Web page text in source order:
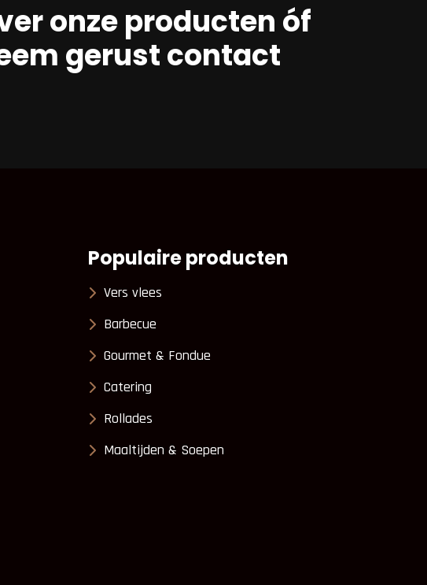
onze producten óf
gerust contact
Populaire producten
Vers vlees
Barbecue
Gourmet & Fondue
Catering
Rollades
Maaltijden & Soepen